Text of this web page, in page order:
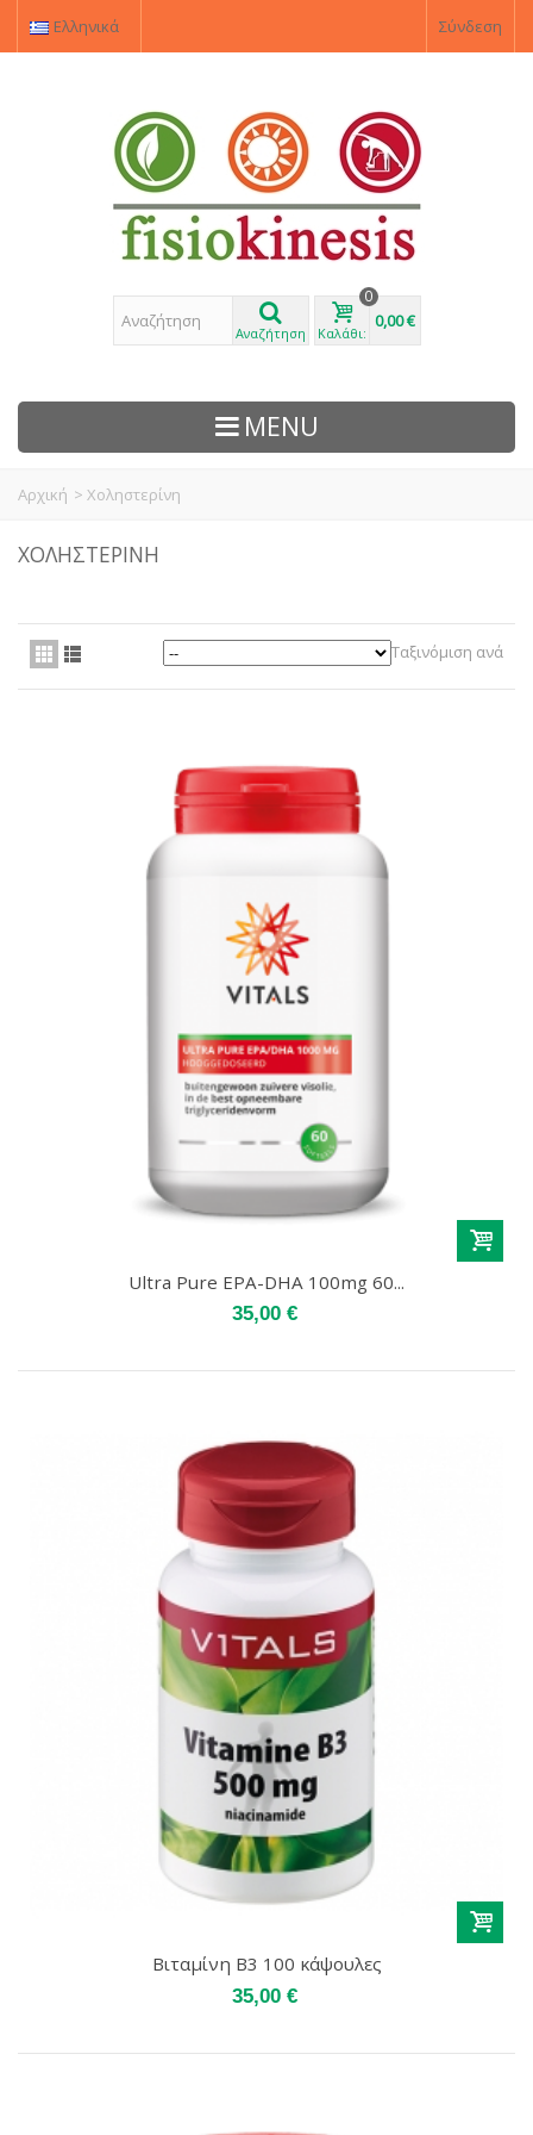
Ελληνικά Σύνδεση
Αναζήτηση Καλάθι:
0
0,00 €
MENU
ΥΠΗΡΕΣΊΕΣ
ΓΙΑ ΕΜΆΣ
Αρχική > Χοληστερίνη
ΧΟΛΗΣΤΕΡΊΝΗ
Ταξινόμιση ανά
Ultra Pure EPA-DHA 100mg 60...
35,00 €
Βιταμίνη Β3 100 κάψουλες
35,00 €